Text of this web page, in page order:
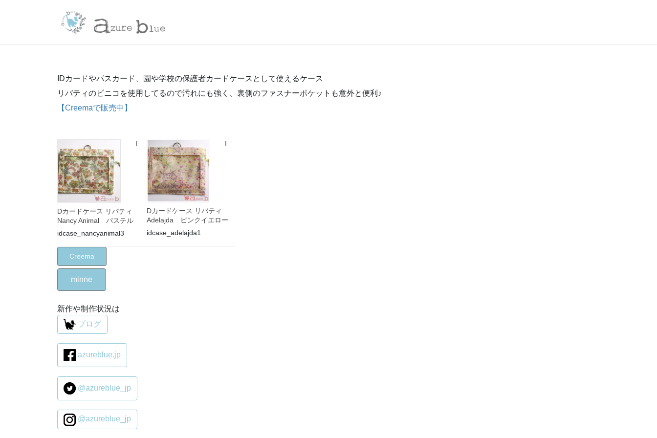
IDカードやパスカード、園や学校の保護者カードケースとして使えるケース
リバティのビニコを使用してるので汚れにも強く、裏側のファスナーポケットも意外と便利♪
【Creemaで販売中】
I
Dカードケース リバティ
Nancy Animal パステル
idcase_nancyanimal3
I
Dカードケース リバティ
Adelajda ピンクイエロー
idcase_adelajda1
Creema
minne
新作や制作状況は
ブログ
azureblue.jp
@azureblue_jp
@azureblue_jp